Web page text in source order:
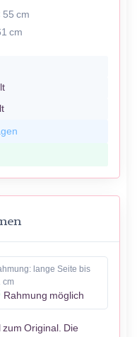
55 cm
cm
lange Seite bis
cm
Rahmung möglich
Original. Die